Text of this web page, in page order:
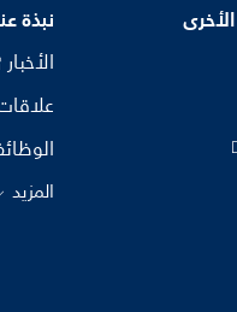
نبذة
الأخبار
المزيد